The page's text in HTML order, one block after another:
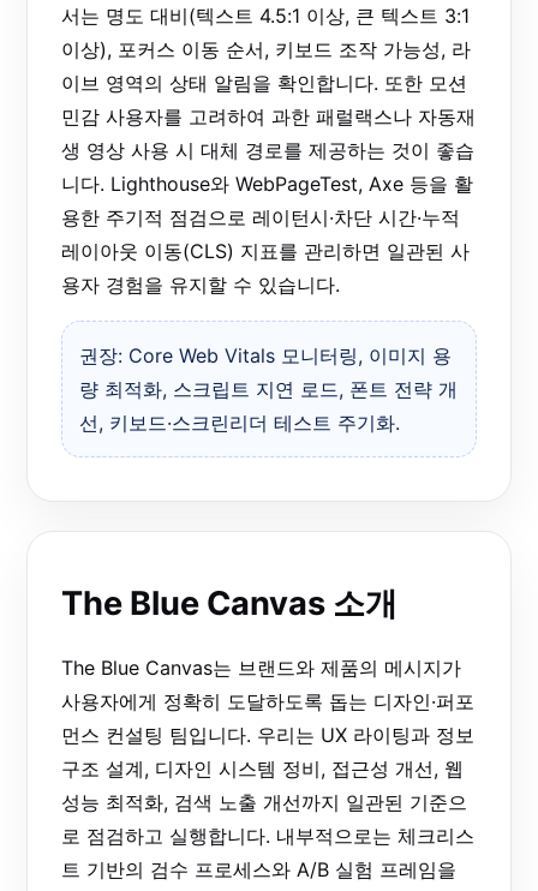
서는 명도 대비(텍스트 4.5:1 이상, 큰 텍스트 3:1
이상), 포커스 이동 순서, 키보드 조작 가능성, 라
이브 영역의 상태 알림을 확인합니다. 또한 모션
민감 사용자를 고려하여 과한 패럴랙스나 자동재
생 영상 사용 시 대체 경로를 제공하는 것이 좋습
니다. Lighthouse와 WebPageTest, Axe 등을 활
용한 주기적 점검으로 레이턴시·차단 시간·누적
레이아웃 이동(CLS) 지표를 관리하면 일관된 사
용자 경험을 유지할 수 있습니다.
권장: Core Web Vitals 모니터링, 이미지 용
량 최적화, 스크립트 지연 로드, 폰트 전략 개
선, 키보드·스크린리더 테스트 주기화.
The Blue Canvas 소개
The Blue Canvas는 브랜드와 제품의 메시지가
사용자에게 정확히 도달하도록 돕는 디자인·퍼포
먼스 컨설팅 팀입니다. 우리는 UX 라이팅과 정보
구조 설계, 디자인 시스템 정비, 접근성 개선, 웹
성능 최적화, 검색 노출 개선까지 일관된 기준으
로 점검하고 실행합니다. 내부적으로는 체크리스
트 기반의 검수 프로세스와 A/B 실험 프레임을